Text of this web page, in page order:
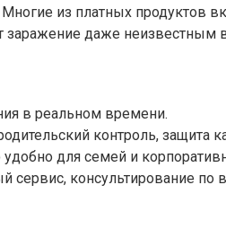
из платных продуктов
заражение даже неизвестным
в реальном времени.
контроль,
удобно для семей и
сервис, консультирование по